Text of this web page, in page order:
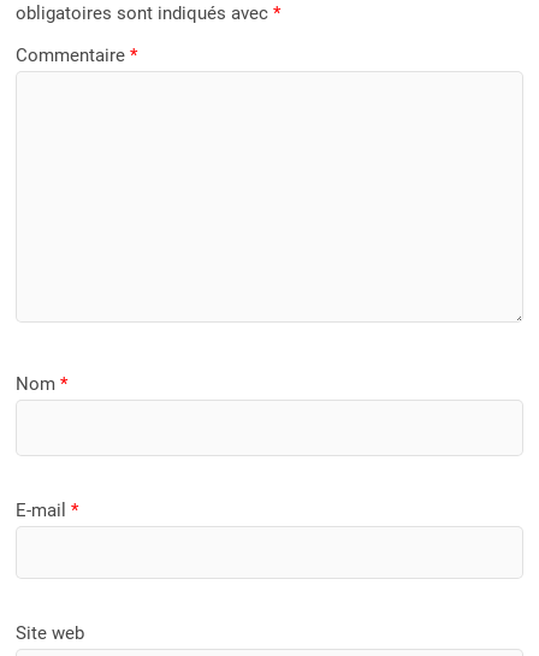
obligatoires sont indiqués avec*
Commentaire*
Nom*
E-mail*
Site web